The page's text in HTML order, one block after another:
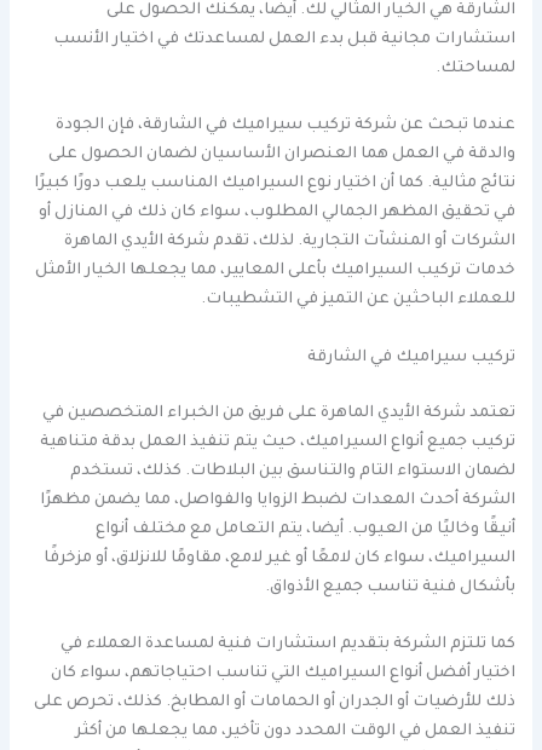
الشارقة هي الخيار المثالي لك. أيضا، يمكنك الحصول على
استشارات مجانية قبل بدء العمل لمساعدتك في اختيار الأنسب
لمساحتك.
عندما تبحث عن شركة تركيب سيراميك في الشارقة، فإن الجودة
والدقة في العمل هما العنصران الأساسيان لضمان الحصول على
نتائج مثالية. كما أن اختيار نوع السيراميك المناسب يلعب دورًا كبيرًا
في تحقيق المظهر الجمالي المطلوب، سواء كان ذلك في المنازل أو
الشركات أو المنشآت التجارية. لذلك، تقدم شركة الأيدي الماهرة
خدمات تركيب السيراميك بأعلى المعايير، مما يجعلها الخيار الأمثل
للعملاء الباحثين عن التميز في التشطيبات.
تركيب سيراميك في الشارقة
تعتمد شركة الأيدي الماهرة على فريق من الخبراء المتخصصين في
تركيب جميع أنواع السيراميك، حيث يتم تنفيذ العمل بدقة متناهية
لضمان الاستواء التام والتناسق بين البلاطات. كذلك، تستخدم
الشركة أحدث المعدات لضبط الزوايا والفواصل، مما يضمن مظهرًا
أنيقًا وخاليًا من العيوب. أيضا، يتم التعامل مع مختلف أنواع
السيراميك، سواء كان لامعًا أو غير لامع، مقاومًا للانزلاق، أو مزخرفًا
بأشكال فنية تناسب جميع الأذواق.
كما تلتزم الشركة بتقديم استشارات فنية لمساعدة العملاء في
اختيار أفضل أنواع السيراميك التي تناسب احتياجاتهم، سواء كان
ذلك للأرضيات أو الجدران أو الحمامات أو المطابخ. كذلك، تحرص على
تنفيذ العمل في الوقت المحدد دون تأخير، مما يجعلها من أكثر